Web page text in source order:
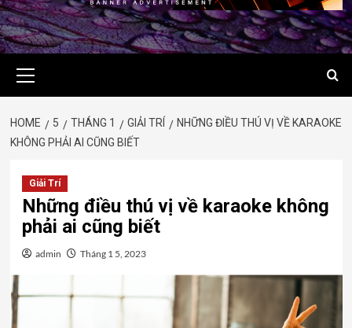
Menu
HOME 5 THÁNG 1 GIẢI TRÍ
NHỮNG ĐIỀU THÚ VỊ VỀ KARAOKE
KHÔNG PHẢI AI CŨNG BIẾT
Giải Trí
Những điều thú vị về karaoke không
phải ai cũng biết
admin Tháng 1 5, 2023